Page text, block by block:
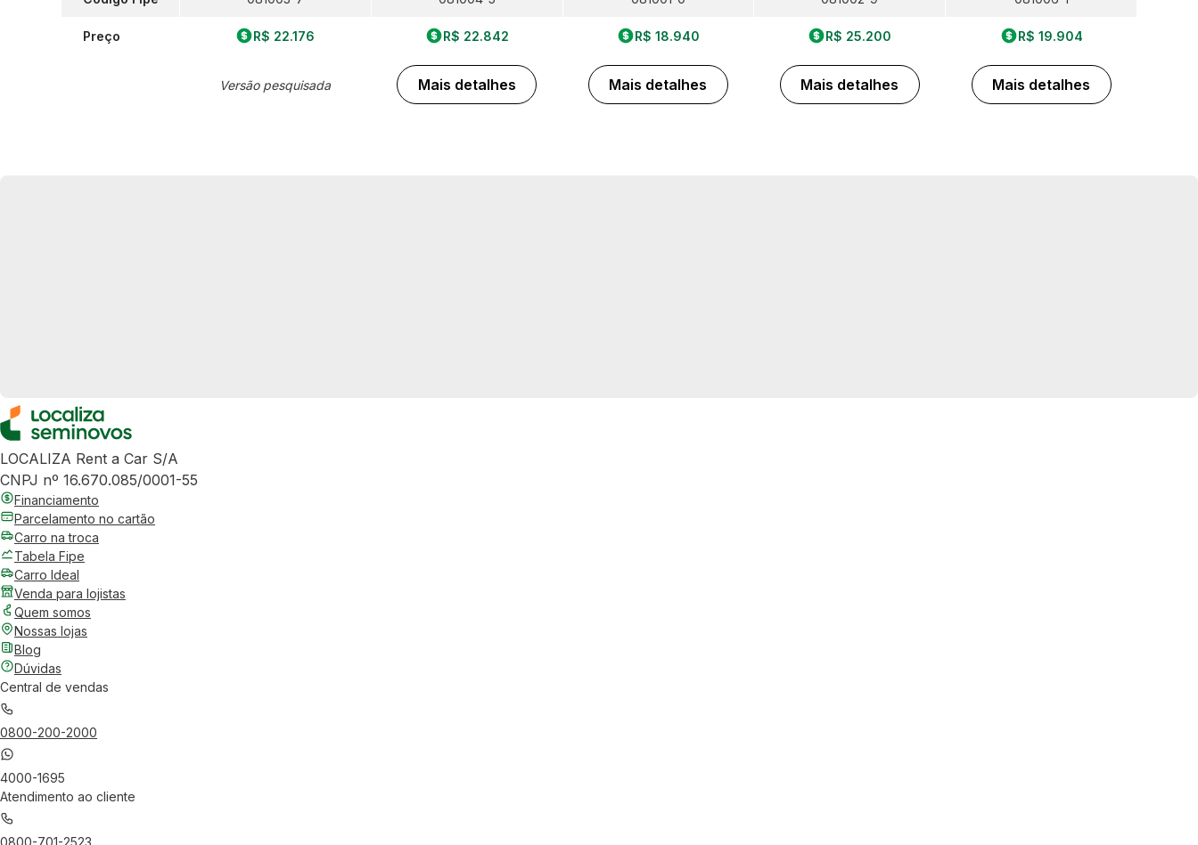
Preço R$ 22.176
Versão pesquisada
R$ 22.842
Mais detalhes
R$ 18.940
Mais detalhes
R$ 25.200
Mais detalhes
R$ 19.904
Mais detalhes
LOCALIZA Rent a Car S/A
CNPJ nº 16.670.085/0001-55
Financiamento
Parcelamento no cartão
Carro na troca
Tabela Fipe
Carro Ideal
Venda para lojistas
Quem somos
Nossas lojas
Blog
Dúvidas
Central de vendas
0800-200-2000
4000-1695
Atendimento ao cliente
0800-701-2523